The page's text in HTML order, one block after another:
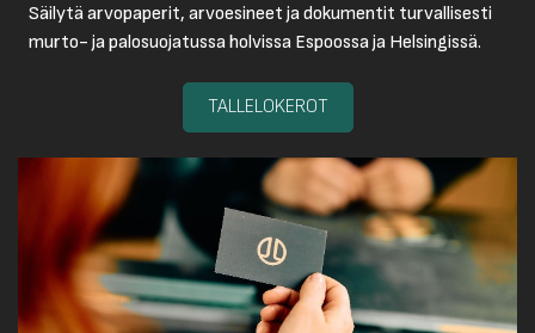
Säilytä arvopaperit, arvoesineet ja dokumentit turvallisesti
murto- ja palosuojatussa holvissa Espoossa ja Helsingissä.
TALLELOKEROT